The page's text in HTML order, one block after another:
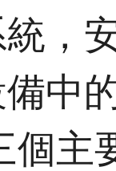
，
中
個主